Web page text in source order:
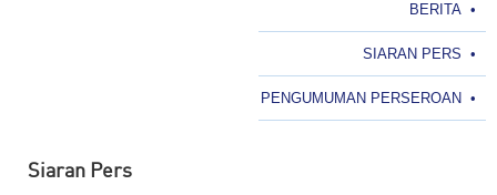
•
BERITA
•
SIARAN PERS
•
PENGUMUMAN PERSEROAN
Siaran Pers